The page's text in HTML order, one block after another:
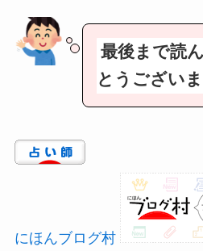
最後まで読
とうございま
にほんブログ村